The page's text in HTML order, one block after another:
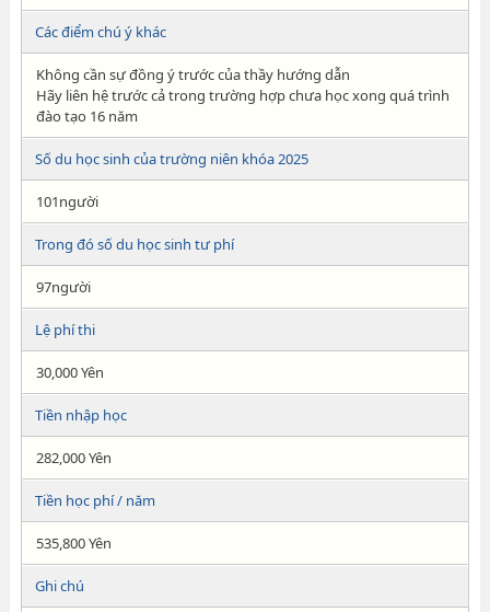
Các điểm chú ý khác
Không cần sự đồng ý trước của thầy hướng dẫn
Hãy liên hệ trước cả trong trường hợp chưa học xong quá trình
đào tạo 16 năm
Số du học sinh của trường niên khóa 2025
101người
Trong đó số du học sinh tư phí
97người
Lệ phí thi
30,000 Yên
Tiền nhập học
282,000 Yên
Tiền học phí / năm
535,800 Yên
Ghi chú